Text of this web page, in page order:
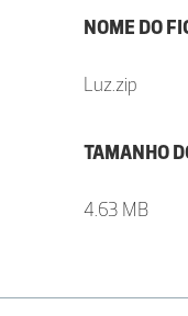
NOME DO
Luz.zip
TAMANHO
4.63 MB